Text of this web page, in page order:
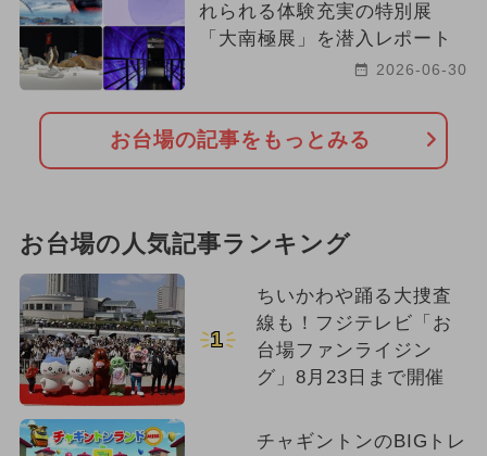
れられる体験充実の特別展
「大南極展」を潜入レポート
2026-06-30
お台場の記事をもっとみる
お台場の人気記事ランキング
1
ちいかわや踊る大捜査
線も！フジテレビ「お
台場ファンライジン
グ」8月23日まで開催
チャギントンのBIGトレ